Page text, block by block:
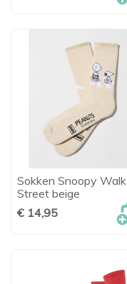
Sokken Snoopy Walk
Street beige
€ 14,95